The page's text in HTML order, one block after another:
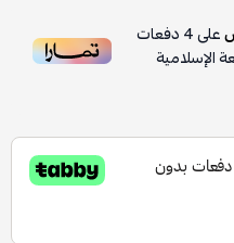
على4دفعات
الإسلامية